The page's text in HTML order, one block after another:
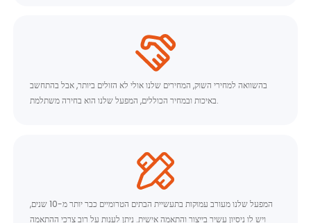
בהשוואה למחירי השוק, המחירים שלנו אולי לא הזולים ביותר, אבל בהתחשב
באיכות ובמחיר הכוללים, המפעל שלנו הוא בחירה משתלמת.
המפעל שלנו מעורב עמוקות בתעשיית הבתים הטרומיים כבר יותר מ-10 שנים,
ויש לו ניסיון עשיר בייצור והתאמה אישית. ניתן לענות על רוב צרכי ההתאמה